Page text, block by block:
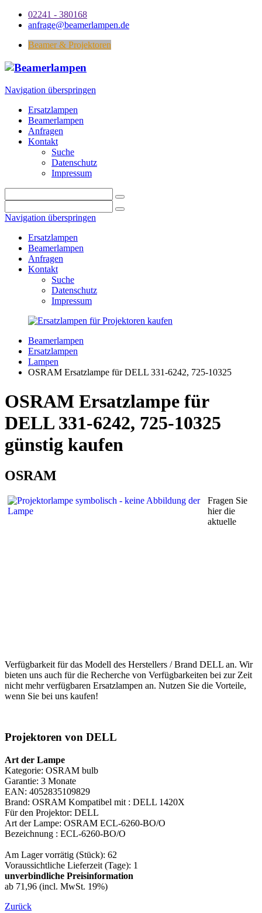
02241 - 380168
anfrage@beamerlampen.de
Beamer & Projektoren
Navigation überspringen
Ersatzlampen
Beamerlampen
Anfragen
Kontakt
Suche
Datenschutz
Impressum
Navigation überspringen
Ersatzlampen
Beamerlampen
Anfragen
Kontakt
Suche
Datenschutz
Impressum
Beamerlampen
Ersatzlampen
Lampen
OSRAM Ersatzlampe für DELL 331-6242, 725-10325
OSRAM Ersatzlampe für
DELL 331-6242, 725-10325
günstig kaufen
OSRAM
Fragen Sie
hier die
aktuelle
Verfügbarkeit für das Modell des Herstellers / Brand DELL an. Wir
bieten uns auch für die Recherche von Verfügbarkeiten bei zur Zeit
nicht mehr verfügbaren Ersatzlampen an. Nutzen Sie die Vorteile,
wenn Sie bei uns kaufen!
Projektoren von DELL
Art der Lampe
Kategorie: OSRAM bulb
Garantie: 3 Monate
EAN: 4052835109829
Brand: OSRAM Kompatibel mit : DELL 1420X
Für den Projektor: DELL
Art der Lampe: OSRAM ECL-6260-BO/O
Bezeichnung : ECL-6260-BO/O
Am Lager vorrätig (Stück): 62
Voraussichtliche Lieferzeit (Tage): 1
unverbindliche Preisinformation
ab 71,96 (incl. MwSt. 19%)
Zurück